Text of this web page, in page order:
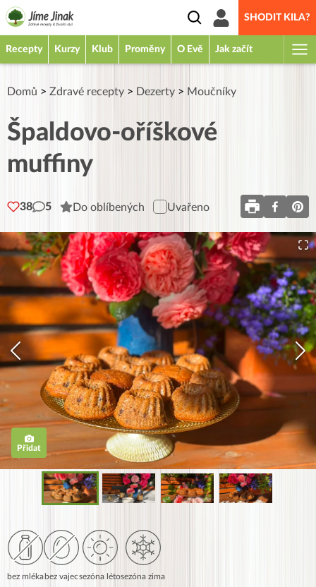
SHODIT KILA?
Recepty Kurzy Klub Proměny O Evě Jak začít
Domů > Zdravé recepty > Dezerty > Moučníky
Špaldovo-oříškové
muffiny
38 5 Do oblíbených Uvařeno
Přidat
bez mlékabez vajecsezóna létosezóna zima